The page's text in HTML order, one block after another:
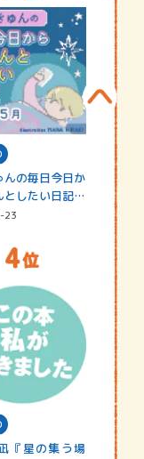
んの毎日今日か
としたい日記
23
『星の集う場